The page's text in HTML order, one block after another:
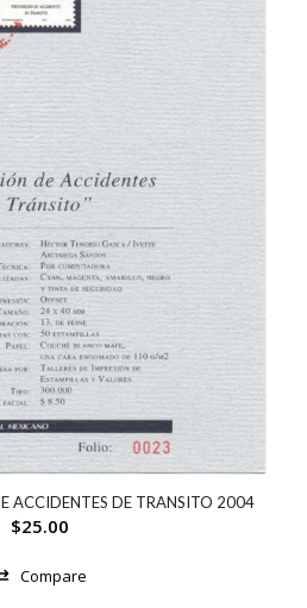
ACCIDENTES DE TRANSITO 2004
$25.00
Compare